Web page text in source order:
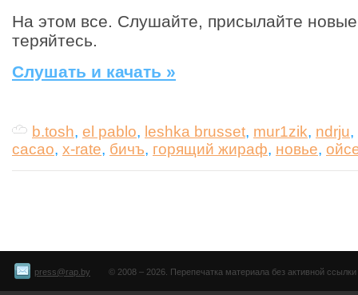
На этом все. Слушайте, присылайте
теряйтесь.
Слушать и качать »
b.tosh, el pablo, leshka brusset, mur1zik, ndrju,
cacao, x-rate, бичъ, горящий жираф, новье,
press@rap.by © 2008 – 2026. Перепечатка материала без активной